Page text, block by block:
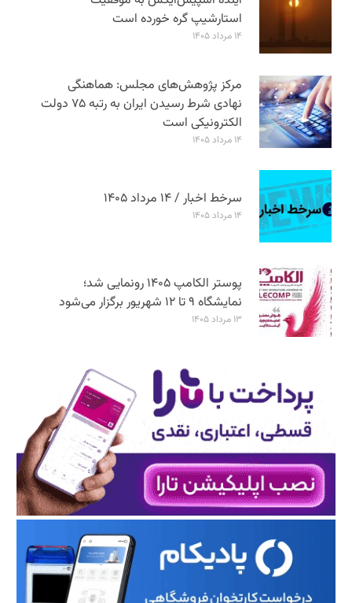
استارشیپ گره خورده است
۱۴ مرداد ۱۴۰۵
مرکز پژوهش‌های مجلس: هماهنگی
نهادی شرط رسیدن ایران به رتبه ۷۵ دولت
الکترونیکی است
۱۴ مرداد ۱۴۰۵
سرخط اخبار / ۱۴ مرداد ۱۴۰۵
۱۴ مرداد ۱۴۰۵
پوستر الکامپ ۱۴۰۵ رونمایی شد؛
نمایشگاه ۹ تا ۱۲ شهریور برگزار می‌شود
۱۳ مرداد ۱۴۰۵